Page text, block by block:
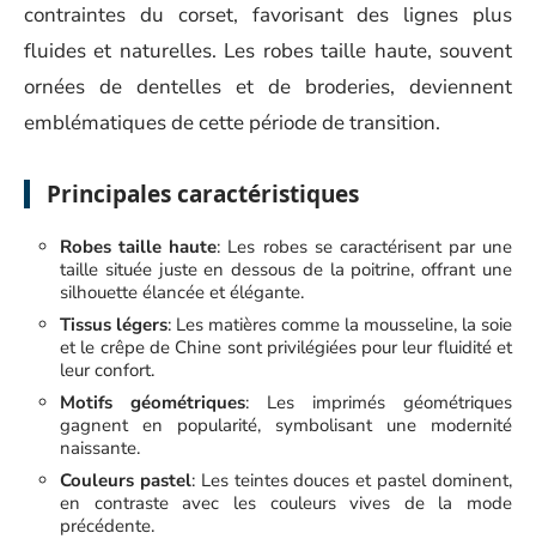
contraintes du corset, favorisant des lignes plus
fluides et naturelles. Les robes taille haute, souvent
ornées de dentelles et de broderies, deviennent
emblématiques de cette période de transition.
Principales caractéristiques
Robes taille haute: Les robes se caractérisent par une
taille située juste en dessous de la poitrine, offrant une
silhouette élancée et élégante.
Tissus légers: Les matières comme la mousseline, la soie
et le crêpe de Chine sont privilégiées pour leur fluidité et
leur confort.
Motifs géométriques: Les imprimés géométriques
gagnent en popularité, symbolisant une modernité
naissante.
Couleurs pastel: Les teintes douces et pastel dominent,
en contraste avec les couleurs vives de la mode
précédente.